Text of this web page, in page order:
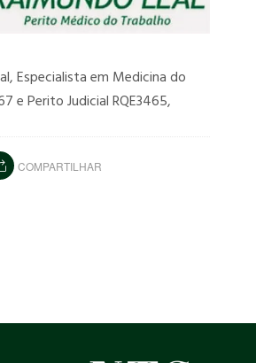
Especialista em Medicina do
e Perito Judicial RQE3465,
COMPARTILHAR